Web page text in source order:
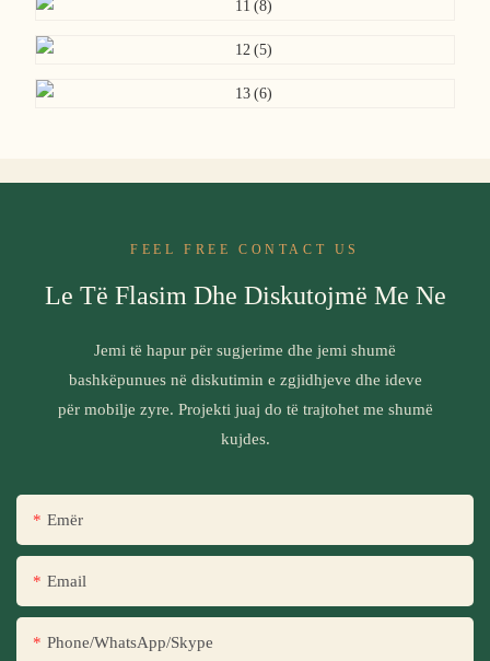
FEEL FREE CONTACT US
Le Të Flasim Dhe Diskutojmë Me Ne
Jemi të hapur për sugjerime dhe jemi shumë
bashkëpunues në diskutimin e zgjidhjeve dhe ideve
për mobilje zyre. Projekti juaj do të trajtohet me shumë
kujdes.
Emër
Email
Phone/WhatsApp/Skype